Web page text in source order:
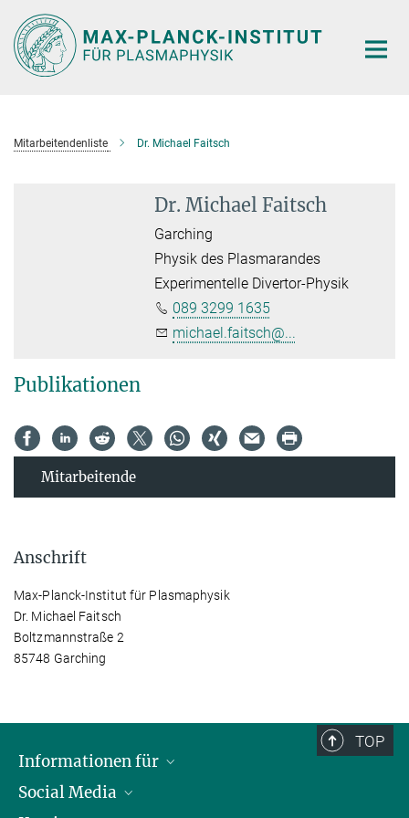
Hauptinhalt
Mitarbeitendenliste Dr. Michael Faitsch
Dr. Michael Faitsch
Garching
Physik des Plasmarandes
Experimentelle Divertor-Physik
089 3299 1635
michael.faitsch@...
Publikationen
Mitarbeitende
Anschrift
Max-Planck-Institut für Plasmaphysik
Dr. Michael Faitsch
Boltzmannstraße 2
85748 Garching
TOP
Informationen für
Journalisten
Social Media